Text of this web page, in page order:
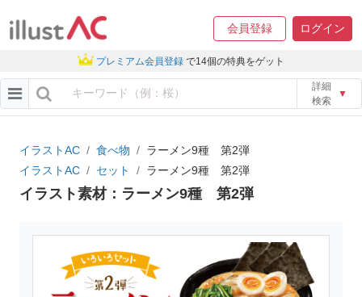
会員登録 ログイン
プレミアム会員登録 で14個の特典をゲット
詳細
検索
▼
イラストAC 食べ物
ラーメン9種 第2弾
イラストAC
セット ラーメン9種 第2弾
イラスト素材：ラーメン9種 第2弾